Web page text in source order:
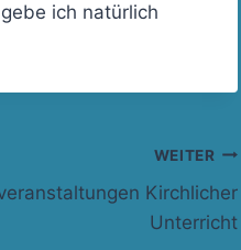
ich natürlich
WEITER
Kirchlicher
Unterricht